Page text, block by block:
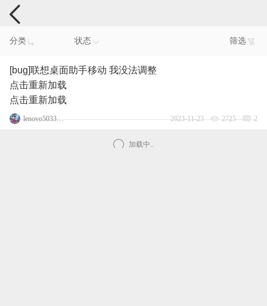
电脑反馈
分类 状态 筛选
[bug]联想桌面助手移动 我没法调整
点击重新加载
点击重新加载
lenovo50331609 2023-11-23 2725 2
加载中..